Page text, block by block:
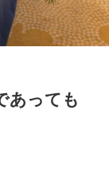
あっても